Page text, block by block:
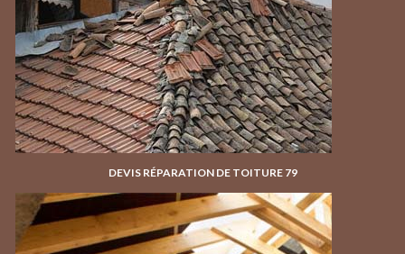
DEVIS RÉPARATION DE TOITURE 79